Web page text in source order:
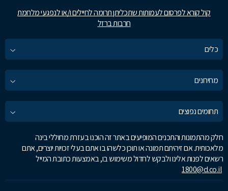
קול קורא לפרסום לעמותות שתכליתן תרומה לחיילים ו/או לנפגעי מלחמת
חרבות ברזל
כלים
מחירונים
תחומים נפוצים
חלק מהתמונות והתכנים המופיעים באתר זה הוכנו בעזרת מחוללי בינה
מלאכותית. אם זיהיתם תמונה או תוכן כלשהו בו אתם בעלי זכויות יוצרים, אתם
רשאים לפנות אלינו ולבקש לחדול משימוש בו, באמצעות כתובת המייל
1800@d.co.il